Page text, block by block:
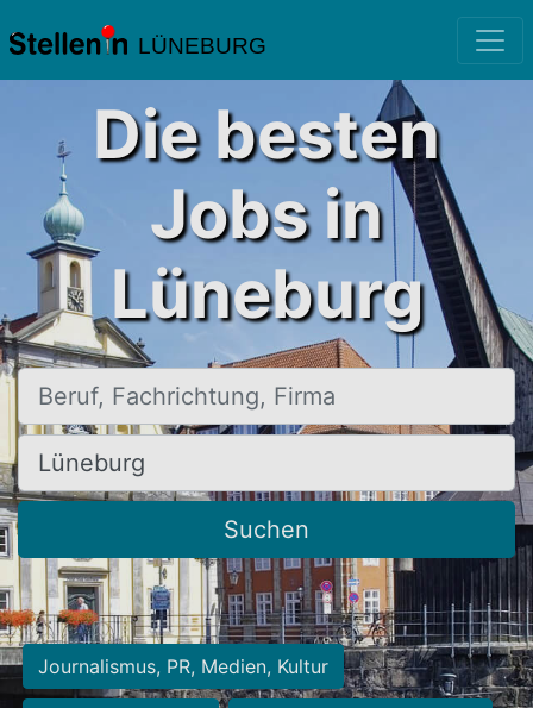
LÜNEBURG
Die besten
Jobs in
Lüneburg
Beruf, Fachrichtung, Firma
Ort, Stadt
Suchen
Journalismus, PR, Medien, Kultur